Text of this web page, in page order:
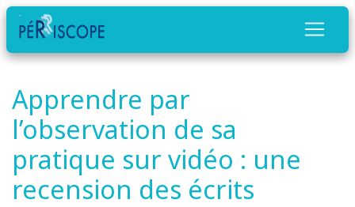
Apprendre par
l’observation de sa
pratique sur vidéo : une
recension des écrits